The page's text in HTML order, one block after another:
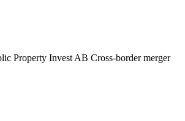
Property Invest AB Cross-border merger